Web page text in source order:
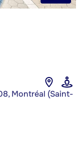
Montréal (Saint-